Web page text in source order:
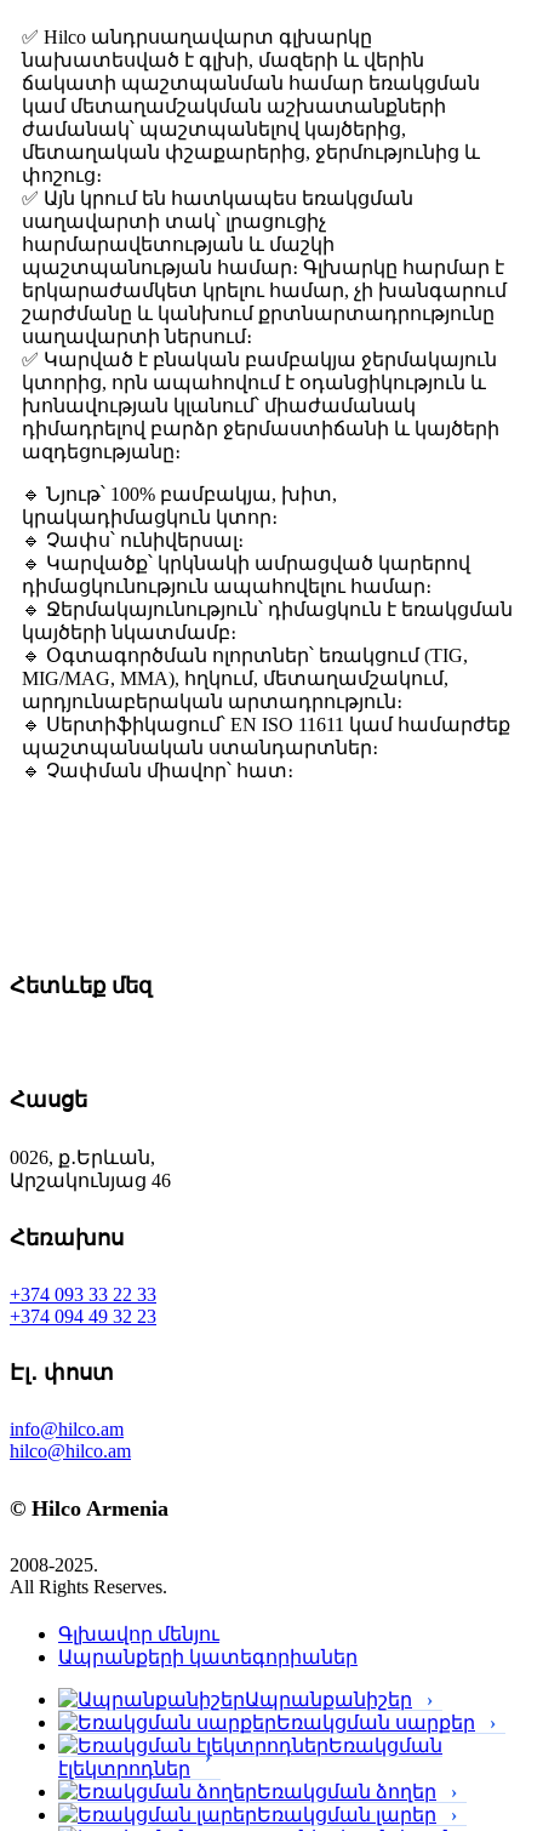
✅ Hilco անդրսաղավարտ գլխարկը
նախատեսված է գլխի, մազերի և վերին
ճակատի պաշտպանման համար եռակցման
կամ մետաղամշակման աշխատանքների
ժամանակ՝ պաշտպանելով կայծերից,
մետաղական փշաքարերից, ջերմությունից և
փոշուց։
✅ Այն կրում են հատկապես եռակցման
սաղավարտի տակ՝ լրացուցիչ
հարմարավետության և մաշկի
պաշտպանության համար։ Գլխարկը հարմար է
երկարաժամկետ կրելու համար, չի խանգարում
շարժմանը և կանխում քրտնարտադրությունը
սաղավարտի ներսում։
✅ Կարված է բնական բամբակյա ջերմակայուն
կտորից, որն ապահովում է օդանցիկություն և
խոնավության կլանում՝ միաժամանակ
դիմադրելով բարձր ջերմաստիճանի և կայծերի
ազդեցությանը։
🔹 Նյութ՝ 100% բամբակյա, խիտ,
կրակադիմացկուն կտոր։
🔹 Չափս՝ ունիվերսալ։
🔹 Կարվածք՝ կրկնակի ամրացված կարերով
դիմացկունություն ապահովելու համար։
🔹 Ջերմակայունություն՝ դիմացկուն է եռակցման
կայծերի նկատմամբ։
🔹 Օգտագործման ոլորտներ՝ եռակցում (TIG,
MIG/MAG, MMA), հղկում, մետաղամշակում,
արդյունաբերական արտադրություն։
🔹 Սերտիֆիկացում՝ EN ISO 11611 կամ համարժեք
պաշտպանական ստանդարտներ։
🔹 Չափման միավոր՝ հատ։
Հետևեք մեզ
Հասցե
0026, ք․Երևան,
Արշակունյաց 46
Հեռախոս
+374 093 33 22 33
+374 094 49 32 23
Էլ․ փոստ
info@hilco.am
hilco@hilco.am
© Hilco Armenia
2008-2025.
All Rights Reserves.
Գլխավոր մենյու
Ապրանքերի կատեգորիաներ
Ապրանքանիշեր
Եռակցման սարքեր
Եռակցման
էլեկտրոդներ
Եռակցման ձողեր
Եռակցման լարեր